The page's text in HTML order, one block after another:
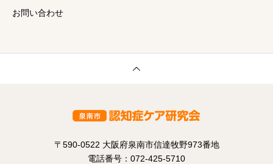
お問い合わせ
​〒590-0522 大阪府泉南市信達牧野973番地
電話番号：072-425-5710